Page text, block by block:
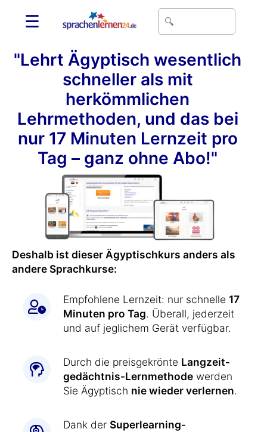
☰
"Lehrt Ägyptisch wesentlich
schneller als mit
herkömmlichen
Lehrmethoden, und das bei
nur 17 Minuten Lernzeit pro
Tag – ganz ohne Abo!"
Deshalb ist dieser Ägyptischkurs anders als
andere Sprachkurse:
Empfohlene Lernzeit: nur schnelle 17
Minuten pro Tag. Überall, jederzeit
und auf jeglichem Gerät verfügbar.
Durch die preisgekrönte Langzeit­
gedächtnis-Lernmethode werden
Sie Ägyptisch nie wieder verlernen.
Dank der Superlearning-